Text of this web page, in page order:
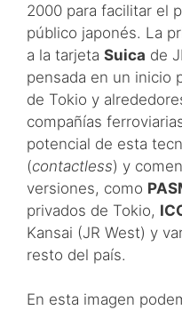
2000 para facilitar el
público japonés. La
a la tarjeta Suica de
pensada en un inicio
de Tokio y
compañías
potencial de esta
(contactless) y
versiones, como
privados de Tokio,
Kansai (JR West) y
resto del país.
En esta imagen